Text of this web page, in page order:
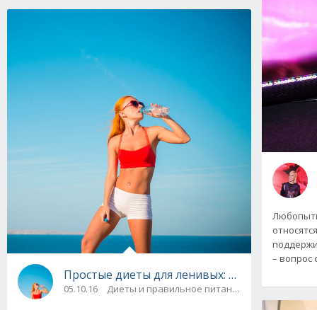
Простые диеты для ленивых: как похудеть
05.10.16 Диеты и правильное питание
– вопрос